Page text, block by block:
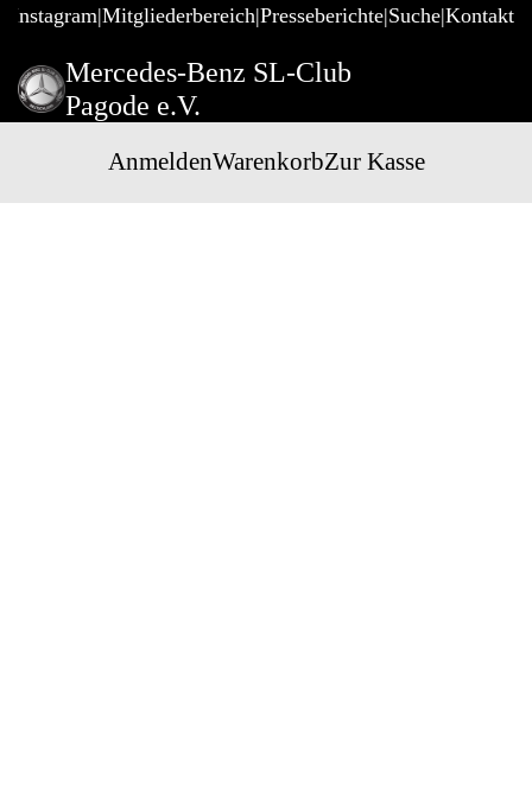
Mitgliederbereich Presseberichte Suche Kontakt
Mercedes-Benz SL-Club
Pagode e.V.
AnmeldenWarenkorbZur Kasse